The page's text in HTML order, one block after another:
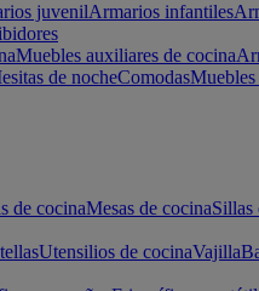
juvenilArmarios infantiles
Muebles auxiliares de cocina
de nocheComodas
de cocinaMesas de cocinaSillas
Utensilios de cocinaVajilla